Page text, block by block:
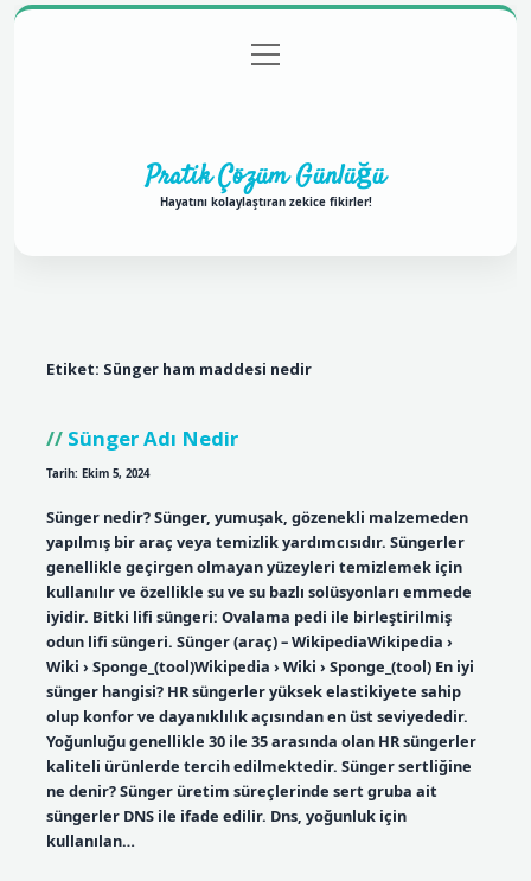
Gizlilik Politikası
menüyü
aç
Pratik Çözüm Günlüğü
Hayatını kolaylaştıran zekice fikirler!
Etiket: Sünger ham maddesi nedir
Sünger Adı Nedir
Tarih: Ekim 5, 2024
Sünger nedir? Sünger, yumuşak, gözenekli malzemeden
yapılmış bir araç veya temizlik yardımcısıdır. Süngerler
genellikle geçirgen olmayan yüzeyleri temizlemek için
kullanılır ve özellikle su ve su bazlı solüsyonları emmede
iyidir. Bitki lifi süngeri: Ovalama pedi ile birleştirilmiş
odun lifi süngeri. Sünger (araç) – WikipediaWikipedia ›
Wiki › Sponge_(tool)Wikipedia › Wiki › Sponge_(tool) En iyi
sünger hangisi? HR süngerler yüksek elastikiyete sahip
olup konfor ve dayanıklılık açısından en üst seviyededir.
Yoğunluğu genellikle 30 ile 35 arasında olan HR süngerler
kaliteli ürünlerde tercih edilmektedir. Sünger sertliğine
ne denir? Sünger üretim süreçlerinde sert gruba ait
süngerler DNS ile ifade edilir. Dns, yoğunluk için
kullanılan…